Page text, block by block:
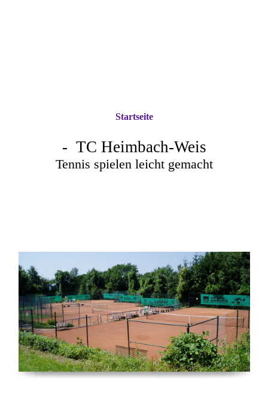
- TC Heimbach-Weis
Tennis spielen leicht gemacht
Startseite